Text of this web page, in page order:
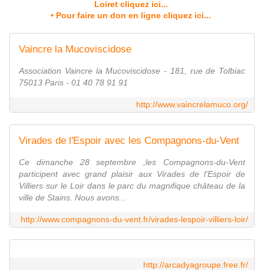
Loiret cliquez ici...
• Pour faire un don en ligne cliquez ici...
Vaincre la Mucoviscidose
Association Vaincre la Mucoviscidose - 181, rue de Tolbiac
75013 Paris - 01 40 78 91 91
http://www.vaincrelamuco.org/
Virades de l'Espoir avec les Compagnons-du-Vent
Ce dimanche 28 septembre ,les Compagnons-du-Vent
participent avec grand plaisir aux Virades de l'Espoir de
Villiers sur le Loir dans le parc du magnifique château de la
ville de Stains. Nous avons...
http://www.compagnons-du-vent.fr/virades-lespoir-villiers-loir/
http://arcadyagroupe.free.fr/